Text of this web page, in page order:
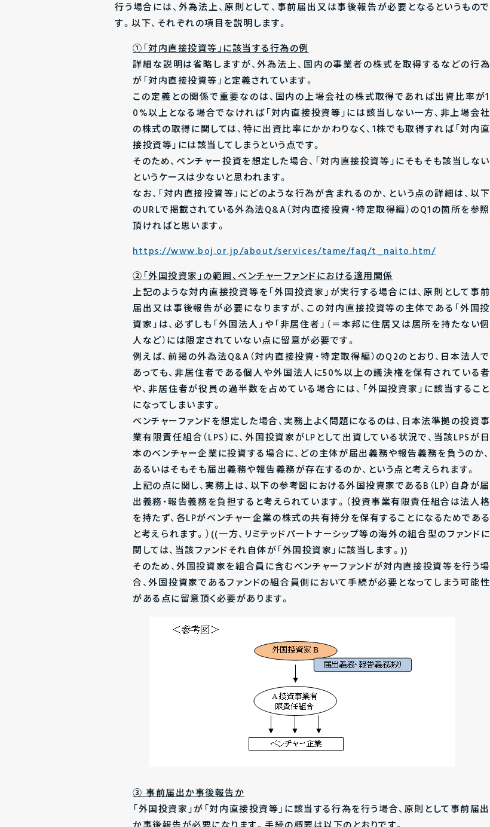
行う場合には、外為法上、原則として、事前届出又は事後報告が必要となるというもので
す。以下、それぞれの項目を説明します。
①「対内直接投資等」に該当する行為の例
詳細な説明は省略しますが、外為法上、国内の事業者の株式を取得するなどの行為
が「対内直接投資等」と定義されています。
この定義との関係で重要なのは、国内の上場会社の株式取得であれば出資比率が1
0%以上となる場合でなければ「対内直接投資等」には該当しない一方、非上場会社
の株式の取得に関しては、特に出資比率にかかわりなく、1株でも取得すれば「対内直
接投資等」には該当してしまうという点です。
そのため、ベンチャー投資を想定した場合、「対内直接投資等」にそもそも該当しない
というケースは少ないと思われます。
なお、「対内直接投資等」にどのような行為が含まれるのか、という点の詳細は、以下
のURLで掲載されている外為法Q&A（対内直接投資・特定取得編）のQ1の箇所を参照
頂ければと思います。
https://www.boj.or.jp/about/services/tame/faq/t_naito.htm/
②「外国投資家」の範囲、ベンチャーファンドにおける適用関係
上記のような対内直接投資等を「外国投資家」が実行する場合には、原則として事前
届出又は事後報告が必要になりますが、この対内直接投資等の主体である「外国投
資家」は、必ずしも「外国法人」や「非居住者」（＝本邦に住居又は居所を持たない個
人など）には限定されていない点に留意が必要です。
例えば、前掲の外為法Q&A（対内直接投資・特定取得編）のQ2のとおり、日本法人で
あっても、非居住者である個人や外国法人に50%以上の議決権を保有されている者
や、非居住者が役員の過半数を占めている場合には、「外国投資家」に該当すること
になってしまいます。
ベンチャーファンドを想定した場合、実務上よく問題になるのは、日本法準拠の投資事
業有限責任組合（LPS）に、外国投資家がLPとして出資している状況で、当該LPSが日
本のベンチャー企業に投資する場合に、どの主体が届出義務や報告義務を負うのか、
あるいはそもそも届出義務や報告義務が存在するのか、という点と考えられます。
上記の点に関し、実務上は、以下の参考図における外国投資家であるB（LP）自身が届
出義務・報告義務を負担すると考えられています。（投資事業有限責任組合は法人格
を持たず、各LPがベンチャー企業の株式の共有持分を保有することになるためである
と考えられます。）((一方、リミテッドパートナーシップ等の海外の組合型のファンドに
関しては、当該ファンドそれ自体が「外国投資家」に該当します。))
そのため、外国投資家を組合員に含むベンチャーファンドが対内直接投資等を行う場
合、外国投資家であるファンドの組合員側において手続が必要となってしまう可能性
がある点に留意頂く必要があります。
③事前届出か事後報告か
「外国投資家」が「対内直接投資等」に該当する行為を行う場合、原則として事前届出